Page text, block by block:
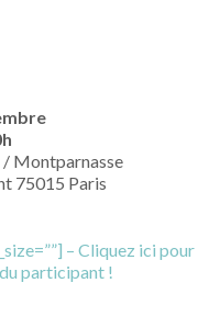
/ Montparnasse
75015 Paris
– Cliquez ici pour
participant !